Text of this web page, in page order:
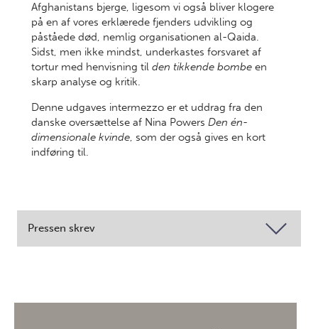
Afghanistans bjerge, ligesom vi også bliver klogere
på en af vores erklærede fjenders udvikling og
påståede død, nemlig organisationen al-Qaida.
Sidst, men ikke mindst, underkastes forsvaret af
tortur med henvisning til den tikkende bombe en
skarp analyse og kritik.
Denne udgaves intermezzo er et uddrag fra den
danske oversættelse af Nina Powers Den én-
dimensionale kvinde, som der også gives en kort
indføring til.
Pressen skrev